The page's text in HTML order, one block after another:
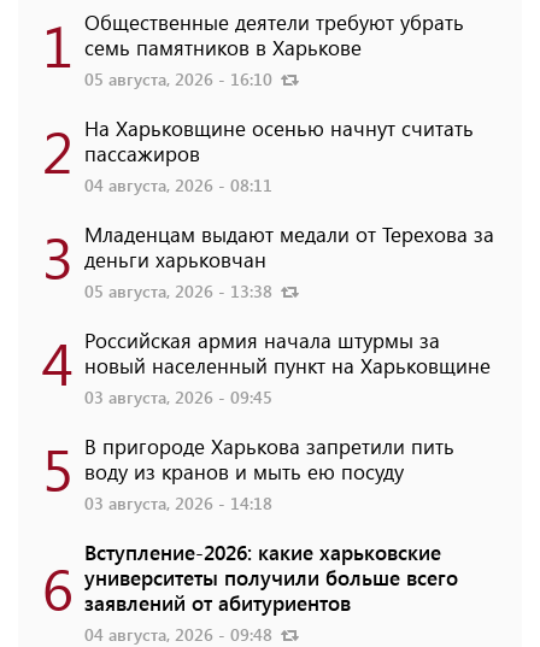
1 Общественные деятели требуют убрать
семь памятников в Харькове
05 августа, 2026 - 16:10
2 На Харьковщине осенью начнут считать
пассажиров
04 августа, 2026 - 08:11
3 Младенцам выдают медали от Терехова за
деньги харьковчан
05 августа, 2026 - 13:38
4 Российская армия начала штурмы за
новый населенный пункт на Харьковщине
03 августа, 2026 - 09:45
5 В пригороде Харькова запретили пить
воду из кранов и мыть ею посуду
03 августа, 2026 - 14:18
6 Вступление-2026: какие харьковские
университеты получили больше всего
заявлений от абитуриентов
04 августа, 2026 - 09:48